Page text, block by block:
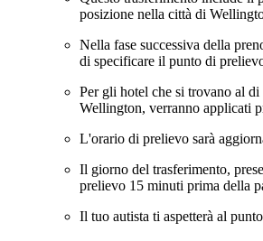
posizione nella città di
Nella fase successiva della
di specificare il punto di
Per gli hotel che si trovano al
Wellington, verranno applicati
L'orario di prelievo sarà
Il giorno del trasferimento,
prelievo 15 minuti prima della
Il tuo autista ti aspetterà al